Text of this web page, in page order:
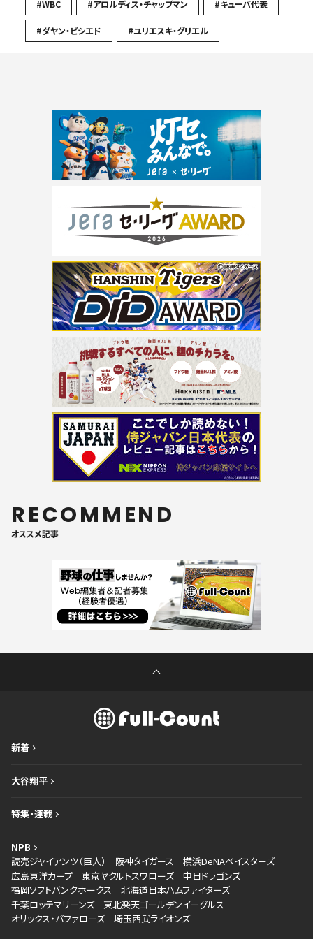
#WBC #アロルディス・チャップマン #キューバ代表
#ダヤン・ビシエド #ユリエスキ・グリエル
RECOMMEND
オススメ記事
新着
大谷翔平
特集・連載
NPB
読売ジャイアンツ（巨人）
阪神タイガース
横浜DeNAベイスターズ
広島東洋カープ
東京ヤクルトスワローズ
中日ドラゴンズ
福岡ソフトバンクホークス
北海道日本ハムファイターズ
千葉ロッテマリーンズ
東北楽天ゴールデンイーグルス
オリックス・バファローズ
埼玉西武ライオンズ